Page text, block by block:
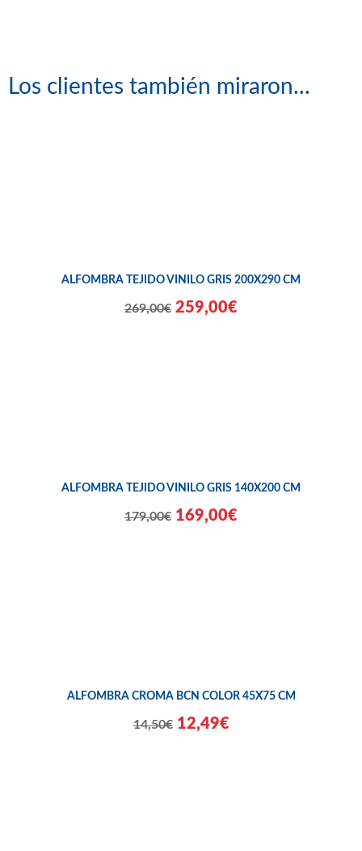
Los clientes también miraron...
ALFOMBRA TEJIDO VINILO GRIS 200X290 CM
269,00€ 259,00€
ALFOMBRA TEJIDO VINILO GRIS 140X200 CM
179,00€ 169,00€
ALFOMBRA CROMA BCN COLOR 45X75 CM
14,50€ 12,49€